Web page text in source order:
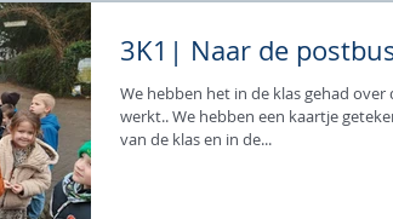
3K1| Naar de
We hebben het in de klas gehad over
werkt.. We hebben een kaartje
van de klas en in de...